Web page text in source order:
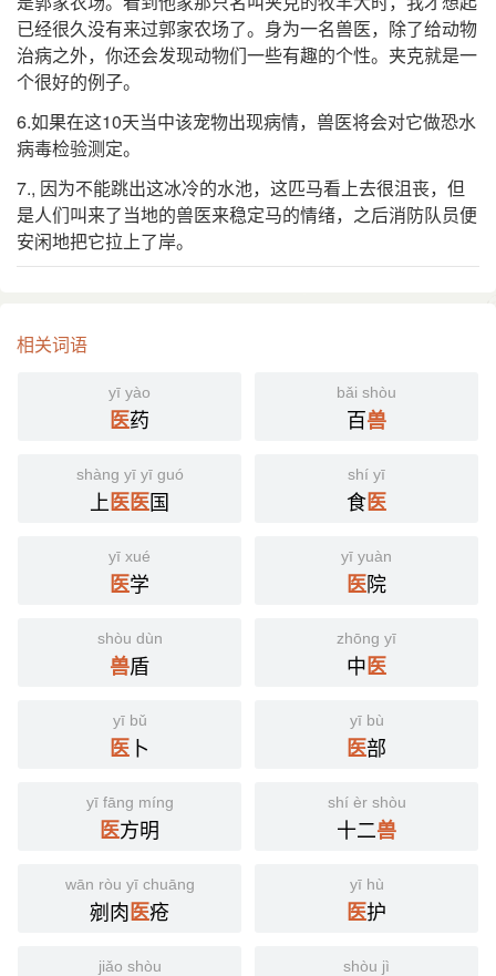
已经很久没有来过郭家农场了。身为一名兽医，除了给动物
治病之外，你还会发现动物们一些有趣的个性。夹克就是一
个很好的例子。
6.如果在这10天当中该宠物出现病情，兽医将会对它做恐水
病毒检验测定。
7., 因为不能跳出这冰冷的水池，这匹马看上去很沮丧，但
是人们叫来了当地的兽医来稳定马的情绪，之后消防队员便
安闲地把它拉上了岸。
相关词语
yī yào
医药
bǎi shòu
百兽
shàng yī yī guó
上医医国
shí yī
食医
yī xué
医学
yī yuàn
医院
shòu dùn
兽盾
zhōng yī
中医
yī bǔ
医 卜
yī bù
医部
yī fāng míng
医方明
shí èr shòu
十二兽
wān ròu yī chuāng
剜肉医疮
yī hù
医护
jiǎo shòu shòu jì